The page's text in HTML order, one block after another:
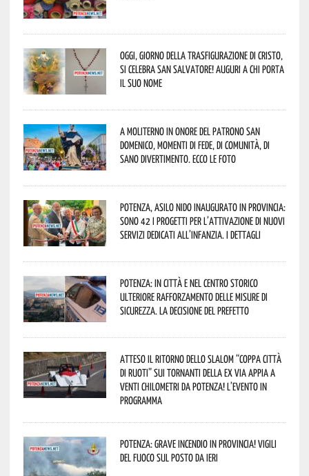
Oggi, giorno della Trasfigurazione di Cristo,
si celebra San Salvatore! Auguri a chi porta
il suo nome
A Moliterno in onore del Patrono San
Domenico, momenti di fede, di comunità, di
sano divertimento. Ecco le foto
Potenza, asilo nido inaugurato in provincia:
sono 42 i progetti per l’attivazione di nuovi
servizi dedicati all’infanzia. I dettagli
Potenza: in città e nel centro storico
ulteriore rafforzamento delle misure di
sicurezza. La decisione del Prefetto
Atteso il ritorno dello slalom “Coppa Città
di Ruoti” sui tornanti della ex via Appia a
venti chilometri da Potenza! L’evento in
programma
Potenza: grave incendio in Provincia! Vigili
del fuoco sul posto da ieri